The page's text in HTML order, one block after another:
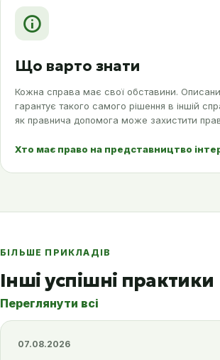
Що варто знати
Кожна справа має свої обставини.
гарантує такого самого рішення в іншій
як правнича допомога може захистити
Хто має право на представництво
БІЛЬШЕ ПРИКЛАДІВ
Інші успішні практики
Переглянути всі
07.08.2026